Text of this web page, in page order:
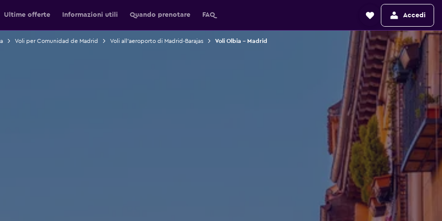
Ultime offerte Informazioni utili Quando prenotare FAQ Accedi
Voli per Comunidad de Madrid Voli all'aeroporto di Madrid-Barajas Voli Olbia - Madrid